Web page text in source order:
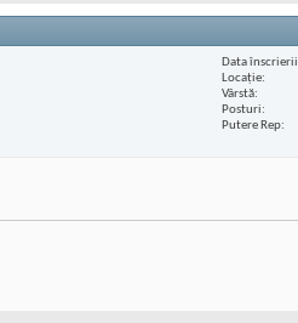
Data înscrierii
Locaţie
Vârstă
Posturi
Putere Rep